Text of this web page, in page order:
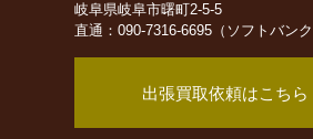
岐阜県岐阜市曙町2-5-5
直通：090-7316-6695（ソフトバンク
出張買取依頼はこちら